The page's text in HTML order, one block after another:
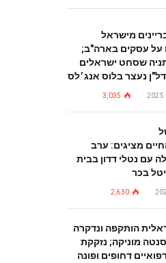
מישראל
עסקים בארה"ב;
שסחט ישראלים
נעצר בלוס אנג׳לס
3,035
מציגים: ערב
עם נטלי דדון בבית
בכר
2,630
הותקפה ונדקרה
מוניקה; נזקקת
דחופים ופונה